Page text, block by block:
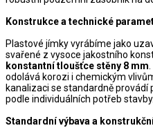
Konstrukce a technické
Plastové jímky vyrábíme jako
konstantní tloušťce stěny 8 mm
odolává korozi i chemickým
kanalizaci se standardně provádí
podle individuálních potřeb stavby.
Standardní výbava a